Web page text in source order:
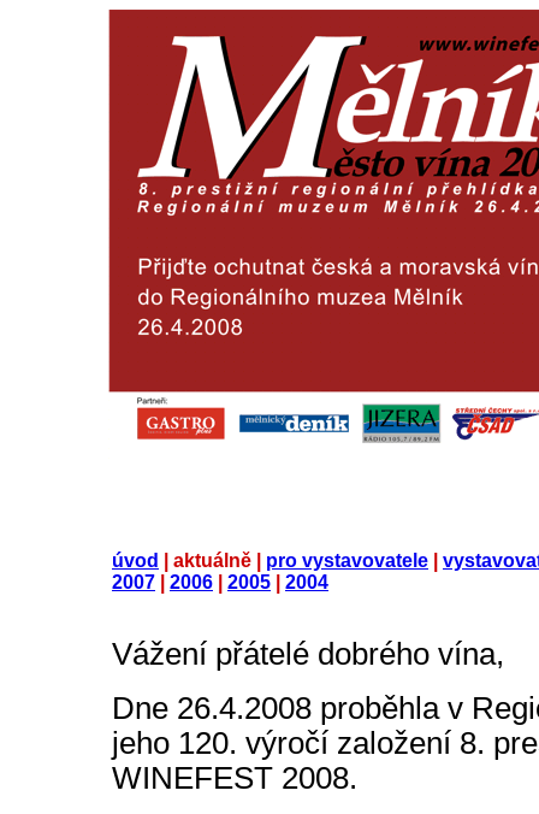
úvod | aktuálně | pro vystavovatele
2007
2006 2005 2004
Vážení přátelé dobrého vína,
Dne 26.4.2008 proběhla v
jeho 120. výročí založení 8.
WINEFEST 2008.